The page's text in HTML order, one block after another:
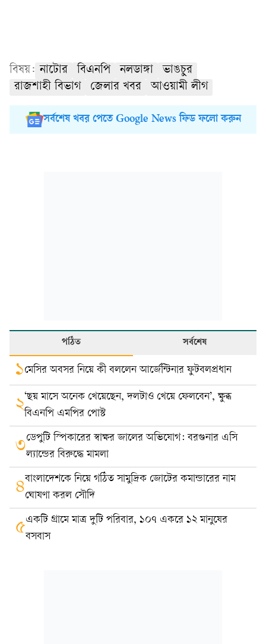
বিষয়: নাটোর বিএনপি নলডাঙ্গা
ভাঙচুর
রাজশাহী বিভাগ
জেলার খবর আওয়ামী লীগ
সর্বশেষ খবর পেতে Google News ফিড ফলো করুন
পঠিত সর্বশেষ
১মেসির অবসর নিয়ে কী বললেন আর্জেন্টিনার ফুটবলপ্রধান
২‘ছয় মাসে অনেক খেয়েছেন, দলটাও খেয়ে ফেলবেন’, ক্ষুব্ধ
বিএনপি এমপির পোস্ট
৩ডেপুটি স্পিকারের স্বাক্ষর জালের অভিযোগ: বরগুনার এসি
ল্যান্ডের বিরুদ্ধে মামলা
৪বাংলাদেশকে নিয়ে গঠিত সামুদ্রিক জোটের কমান্ডারের নাম
ঘোষণা করল সৌদি
৫একটি গ্রামে মাত্র দুটি পরিবার, ১০৭ একরে ১২ মানুষের
বসবাস